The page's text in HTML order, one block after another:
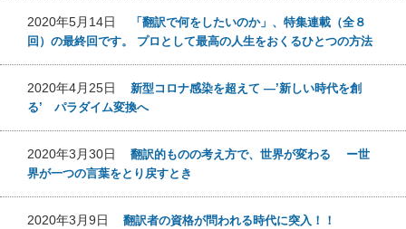
2020年5月14日
「翻訳で何をしたいのか」、特集連載（全８
回）の最終回です。 プロとして最高の人生をおくるひとつの方法
2020年4月25日 新型コロナ感染を超えて ―’新しい時代を創
る’ パラダイム変換へ
2020年3月30日 翻訳的ものの考え方で、世界が変わる ー世
界が一つの言葉をとり戻すとき
2020年3月9日 翻訳者の資格が問われる時代に突入！！